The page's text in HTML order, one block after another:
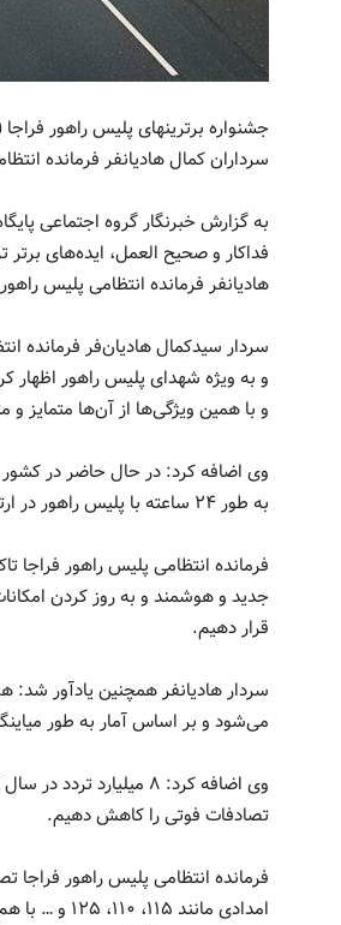
جشنواره برترینهای پلیس راهور
سرداران کمال هادیانفر فرمانده
به گزارش خبرنگار گروه اجتماعی
فداکار و صحیح العمل، ایده‌های
هادیانفر فرمانده انتظامی پلیس
سردار سیدکمال هادیان‌فر فرمانده
و به ویژه شهدای پلیس راهور اظهار
و با همین ویژگی‌ها از آن‌ها متمایز
به طور ۲۴ ساعته با پلیس راهور در ارتباط هستند.
فرمانده انتظامی پلیس راهور فراجا
جدید و هوشمند و به روز کردن
قرار دهیم.
می‌شود و بر اساس آمار به طور میاینگین هر ۲ نفر ایرانی یک وسیله
تصادفات فوتی را کاهش دهیم.
فرمانده انتظامی پلیس راهور
امدادی